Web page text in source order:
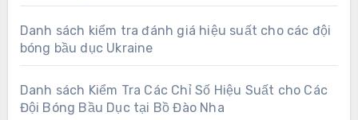
Danh sách kiểm tra đánh giá hiệu suất cho các đội
bóng bầu dục Ukraine
Danh sách Kiểm Tra Các Chỉ Số Hiệu Suất cho Các
Đội Bóng Bầu Dục tại Bồ Đào Nha